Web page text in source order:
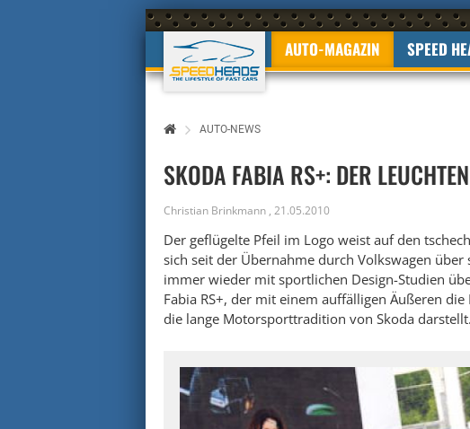
AUTO-MAGAZIN SPEED
AUTO-NEWS
SKODA FABIA RS+: DER
Christian Brinkmann , 21.05.2010
Der geflügelte Pfeil im Logo weist auf den
sich seit der Übernahme durch Volkswagen
immer wieder mit sportlichen Design-Studien
Fabia RS+, der mit einem auffälligen Äußeren
die lange Motorsporttradition von Skoda darstellt.